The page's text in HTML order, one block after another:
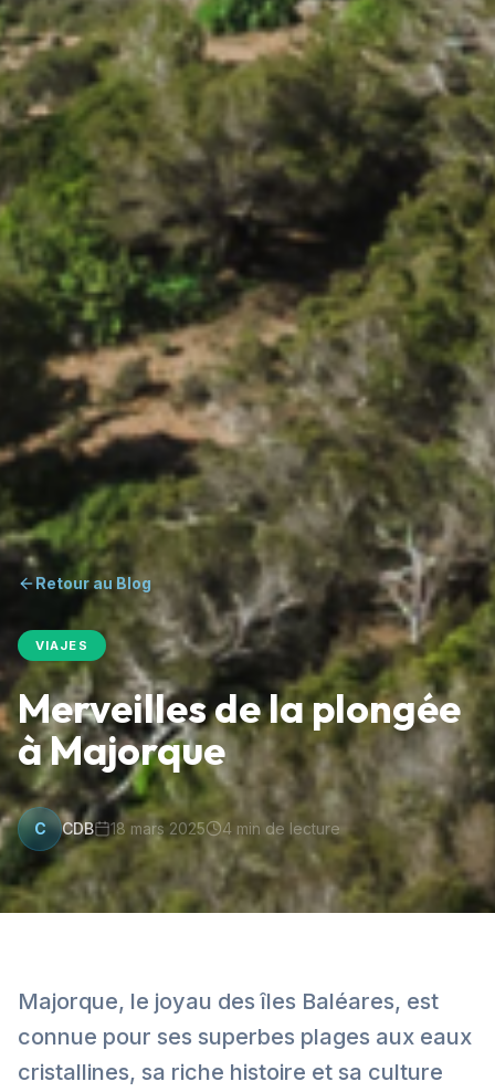
Retour au Blog
VIAJES
Merveilles de la plongée
à Majorque
C CDB 18 mars 2025 4 min de lecture
Majorque, le joyau des îles Baléares, est
connue pour ses superbes plages aux eaux
cristallines, sa riche histoire et sa culture